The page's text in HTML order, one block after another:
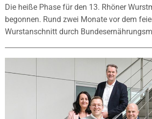
Die heiße Phase für den 13. Rhöner
begonnen. Rund zwei Monate vor dem
Wurstanschnitt durch